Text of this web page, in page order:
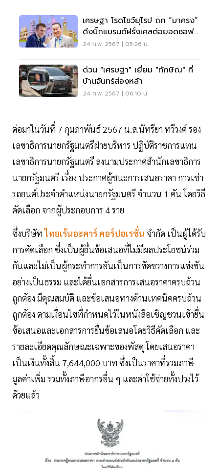
เศรษฐา โรดโชว์ยุโรป ถก “มาครง”
ดึงบิ๊กแบรนด์ฝรั่งเศสต่อยอดซอฟต์
พาวเวอร์
24 ก.พ. 2567 | 05:26 น.
ด่วน "เศรษฐา" เยี่ยม "ทักษิณ" ที่
บ้านจันทร์ส่องหล้า
24 ก.พ. 2567 | 06:10 น.
ต่อมาในวันที่ 7 กุมภาพันธ์ 2567 น.ส.นัทรียา ทวีวงศ์ รอง
เลขาธิการนายกรัฐมนตรีฝ่ายบริหาร ปฏิบัติราชการแทน
เลขาธิการนายกรัฐมนตรี ลงนามประกาศสำนักเลขาธิการ
นายกรัฐมนตรี เรื่อง ประกาศผู้ชนะการเสนอราคา การเช่า
รถยนต์ประจำตำแหน่งนายกรัฐมนตรี จำนวน 1 คัน โดยวิธี
คัดเลือก จากผู้ประกอบการ 4 ราย
ซึ่งบริษัทไทยเร้นอะคาร์ คอร์ปอเรชั่น จำกัด เป็นผู้ได้รับ
การคัดเลือก ซึ่งเป็นผู้ยื่นข้อเสนอที่ไม่มีผลประโยชน์ร่วม
กันและไม่เป็นผู้กระทำการอันเป็นการขัดขวางการแข่งขัน
อย่างเป็นธรรม และได้ยื่นเอกสารการเสนอราคาครบถ้วน
ถูกต้อง มีคุณสมบัติ และข้อเสนอทางด้านเทคนิคครบถ้วน
ถูกต้อง ตามเงื่อนไขที่กำหนดไว้ในหนังสือเชิญชวนเข้ายื่น
ข้อเสนอและเอกสารการยื่นข้อเสนอโดยวิธีคัดเลือก และ
รายละเอียดคุณลักษณะเฉพาะของพัสดุ โดยเสนอราคา
เป็นเงินทั้งสิ้น 7,644,000 บาท ซึ่งเป็นราคาที่รวมภาษี
มูลค่าเพิ่ม รวมทั้งภาษีอากรอื่น ๆ และค่าใช้จ่ายทั้งปวงไว้
ด้วยแล้ว